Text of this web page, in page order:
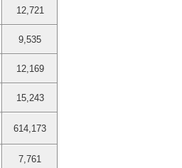
12,721
9,535
12,169
15,243
614,173
7,761